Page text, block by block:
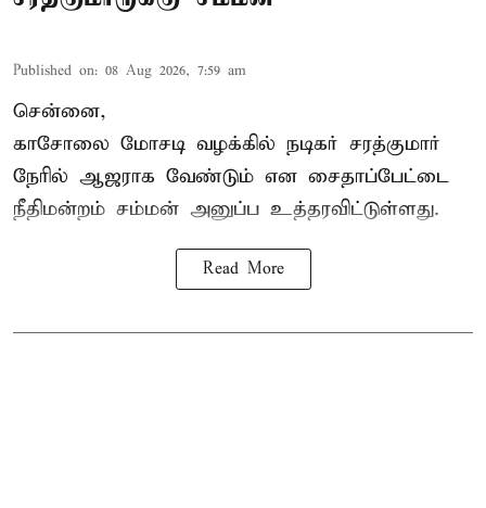
Published on: 08 Aug 2026, 7:59 am
சென்னை,
காசோலை மோசடி வழக்கில் நடிகர் சரத்குமார்
நேரில் ஆஜராக வேண்டும் என சைதாப்பேட்டை
நீதிமன்றம் சம்மன் அனுப்ப உத்தரவிட்டுள்ளது.
Read More